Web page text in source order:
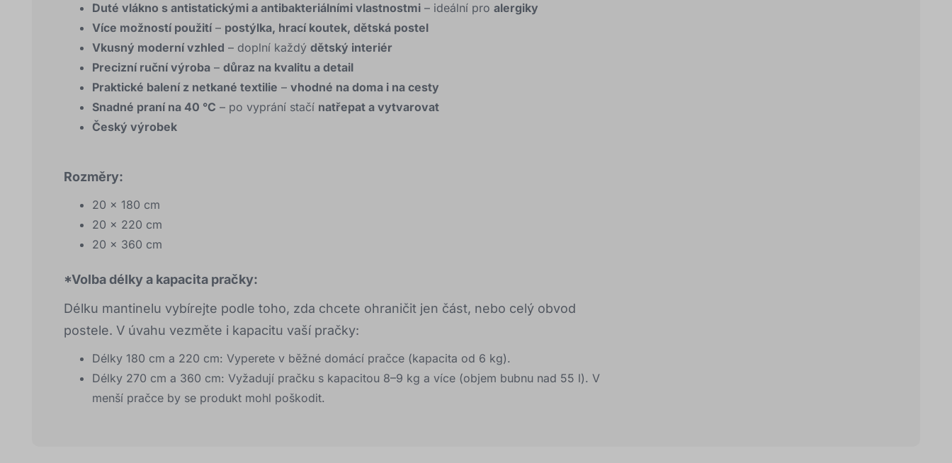
Duté vlákno s antistatickými a antibakteriálními vlastnostmi – ideální pro alergiky
Více možností použití – postýlka, hrací koutek, dětská postel
Vkusný moderní vzhled – doplní každý dětský interiér
Precizní ruční výroba – důraz na kvalitu a detail
Praktické balení z netkané textilie – vhodné na doma i na cesty
Snadné praní na 40 °C – po vyprání stačí natřepat a vytvarovat
Český výrobek
Rozměry:
20 × 180 cm
20 × 220 cm
20 × 360 cm
*Volba délky a kapacita pračky:
Délku mantinelu vybírejte podle toho, zda chcete ohraničit jen část, nebo celý obvod
postele. V úvahu vezměte i kapacitu vaší pračky:
Délky 180 cm a 220 cm: Vyperete v běžné domácí pračce (kapacita od 6 kg).
Délky 270 cm a 360 cm: Vyžadují pračku s kapacitou 8–9 kg a více (objem bubnu nad 55 l). V
menší pračce by se produkt mohl poškodit.